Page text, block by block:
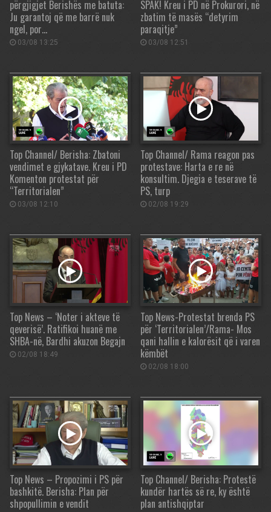
përgjigjet Berishës me batuta:
Ju garantoj që me barrë nuk
ngel, por…
03/08 13:25
SPAK! Kreu i PD në Prokurori, në
zbatim të masës “detyrim
paraqitje”
03/08 12:51
Top Channel/ Berisha: Zbatoni
vendimet e gjykatave. Kreu i PD
Komenton protestat për
“Territorialen”
03/08 12:10
Top Channel/ Rama reagon pas
protestave: Harta e re në
konsultim. Djegia e teserave të
PS, turp
02/08 19:29
Top News – ‘Noter i akteve të
qeverisë’. Ratifikoi huanë me
SHBA-në, Bardhi akuzon Begajn
02/08 18:49
Top News-Protestat brenda PS
për ‘Territorialen’/Rama- Mos
qani hallin e kalorësit që i varen
këmbët
02/08 18:00
Top News – Propozimi i PS për
bashkitë. Berisha: Plan për
shpopullimin e vendit
Top Channel/ Berisha: Protestë
kundër hartës së re, ky është
plan antishqiptar